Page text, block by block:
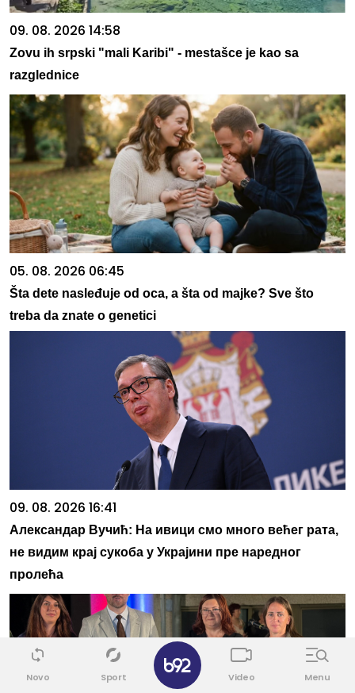
09. 08. 2026 14:58
Zovu ih srpski "mali Karibi" - mestašce je kao sa
razglednice
05. 08. 2026 06:45
Šta dete nasleđuje od oca, a šta od majke? Sve što
treba da znate o genetici
09. 08. 2026 16:41
Александар Вучић: На ивици смо много већег рата,
не видим крај сукоба у Украјини пре наредног
пролећа
Novo Sport Video Menu
✕